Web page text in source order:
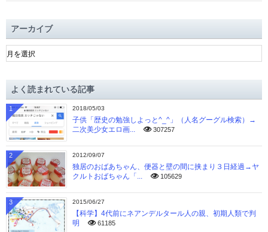
アーカイブ
ア
ー
ブよく読まれている記事
2018/05/03
子供「歴史の勉強しよっと^_^」（人名グーグル検索）→
二次美少女エロ画...
307257
1
2012/09/07
独居のおばあちゃん、便器と壁の間に挟まり３日経過→ヤ
クルトおばちゃん「...
105629
2
2015/06/27
【科学】4代前にネアンデルタール人の親、初期人類で判
明
61185
3